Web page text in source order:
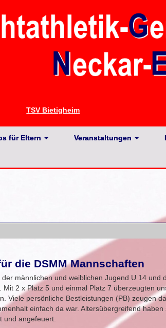
TSV Bietigheim
für Eltern Veranstaltungen
die DSMM Mannschaften
männlichen und weiblichen Jugend U 14 und
2 x Platz 5 und einmal Platz 7 überzeugten
Viele persönliche Bestleistungen (PB) zeugen
einfach da war. Altersübergreifend
und angefeuert.